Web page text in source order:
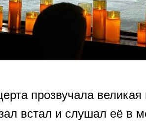
прозвучала
встал и слушал её в